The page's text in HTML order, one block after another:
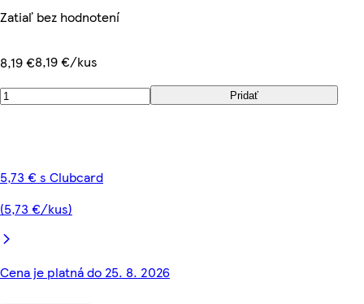
Zatiaľ bez hodnotení
8,19 €8,19 €/kus
Pridať
5,73 € s Clubcard
(5,73 €/kus)
Cena je platná do 25. 8. 2026